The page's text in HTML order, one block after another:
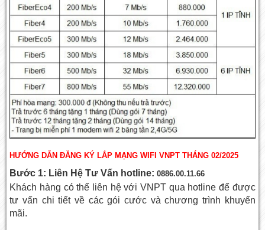
HƯỚNG DẪN ĐĂNG KÝ LẮP MẠNG WIFI VNPT THÁNG 02/2025
Bước 1: Liên Hệ Tư Vấn hotline:0886.00.11.66
Khách hàng có thể liên hệ với VNPT qua hotline để được
tư vấn chi tiết về các gói cước và chương trình khuyến
mãi.